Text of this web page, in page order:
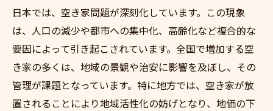
日本では、空き家問題が深刻化しています。この現象
は、人口の減少や都市への集中化、高齢化など複合的な
要因によって引き起こされています。全国で増加する空
き家の多くは、地域の景観や治安に影響を及ぼし、その
管理が課題となっています。特に地方では、空き家が放
置されることにより地域活性化の妨げとなり、地価の下